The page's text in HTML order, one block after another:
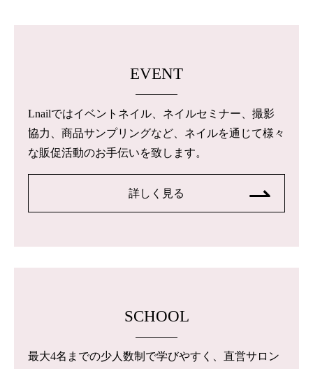
EVENT
Lnailではイベントネイル、ネイルセミナー、撮影
協力、商品サンプリングなど、ネイルを通じて様々
な販促活動のお手伝いを致します。
詳しく見る
SCHOOL
最大4名までの少人数制で学びやすく、直営サロン